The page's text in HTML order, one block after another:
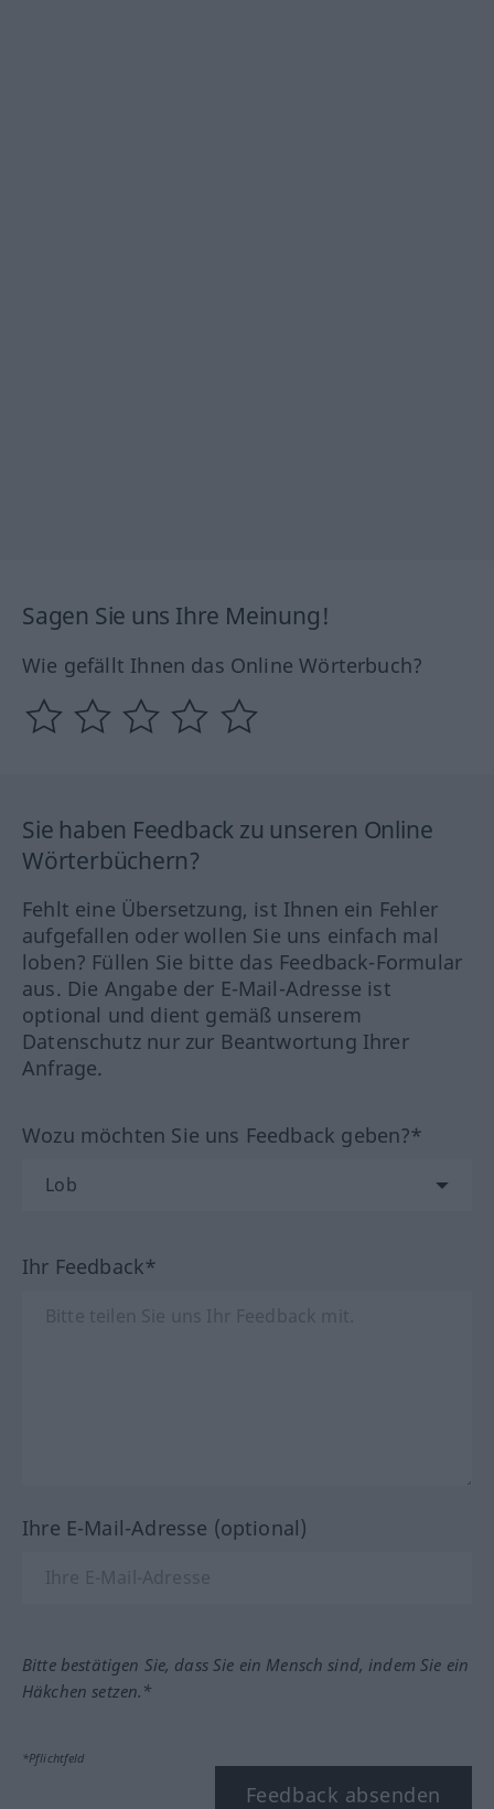
Sagen Sie uns Ihre Meinung!
Wie gefällt Ihnen das Online Wörterbuch?
Sie haben Feedback zu unseren Online
Wörterbüchern?
Fehlt eine Übersetzung, ist Ihnen ein Fehler
aufgefallen oder wollen Sie uns einfach mal
loben? Füllen Sie bitte das Feedback-Formular
aus. Die Angabe der E-Mail-Adresse ist
optional und dient gemäß unserem
Datenschutz nur zur Beantwortung Ihrer
Anfrage.
Wozu möchten Sie uns Feedback geben?*
Ihr Feedback*
Ihre E-Mail-Adresse (optional)
Bitte bestätigen Sie, dass Sie ein Mensch sind, indem Sie ein
Häkchen setzen.*
*Pflichtfeld
Feedback absenden